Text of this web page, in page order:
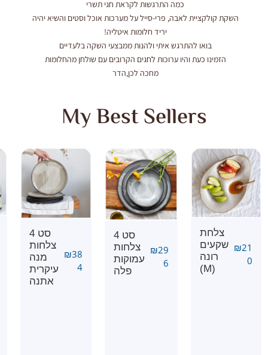
כמה התרגשות לקראת חגי תשרי
השקת קולקציית לאבה, פרי-סייל על מערכות אוכל וסטים והשיא יהיה
יריד חלומות איטליה!
בואו להתרגש איתי ולהנות ממבצעי השקה בלעדיים
הזמינו כעת והיו ערוכות לחגים הקרובים עם שולחן מהחלומות
מחכה לכן,הדר
My Best Sellers
צלחת
שקעים
רונה
(M)
₪21
0
סט 4
צלחות
עמוקות
פלה
₪29
6
סט 4
צלחות
מנה
עיקרית
אתנה
₪38
4